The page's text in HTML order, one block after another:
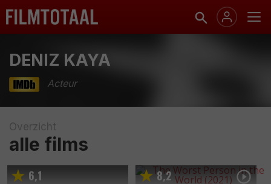
DENIZ KAYA
Acteur
Overzicht
alle films
6,1 8,2